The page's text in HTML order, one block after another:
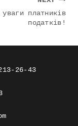
уваги платників
податків!
26-43